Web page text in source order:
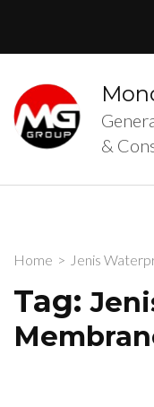
(Press
Enter)
&
Home > Jenis
Tag: